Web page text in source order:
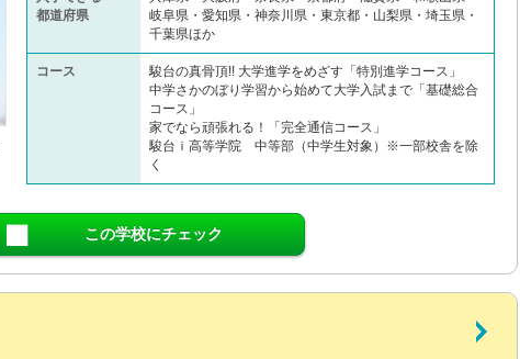
都道府県
岐阜県・愛知県・神奈川県・東京都・山梨県・埼玉県・
千葉県ほか
コース
駿台の真骨頂!! 大学進学をめざす「特別進学コース」
中学さかのぼり学習から始めて大学入試まで「基礎総合
コース」
家でなら頑張れる！「完全通信コース」
駿台ｉ高等学院 中等部（中学生対象）※一部校舎を除
く
この学校にチェック